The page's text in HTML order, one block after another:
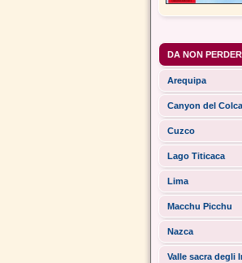
DA NON
Arequipa
Canyon del Colca
Cuzco
Lago Titicaca
Lima
Macchu Picchu
Nazca
Valle sacra degli